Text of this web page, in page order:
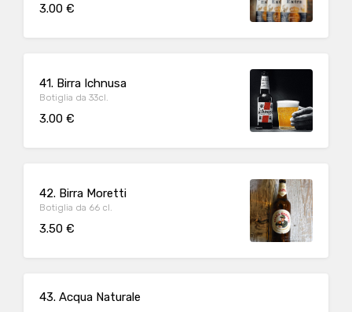
3.00 €
41. Birra Ichnusa
Botiglia da 33cl.
3.00 €
42. Birra Moretti
Botiglia da 66 cl.
3.50 €
43. Acqua Naturale